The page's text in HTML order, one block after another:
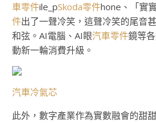
車零件ile_pSkoda零件hone、「實
件出了一聲冷笑，這聲冷笑的尾音
和弦。AI電腦、AI眼汽車零件鏡等
動新一輪消費升級。
汽車冷氣芯
此外，數字產業作為實數融會的甜